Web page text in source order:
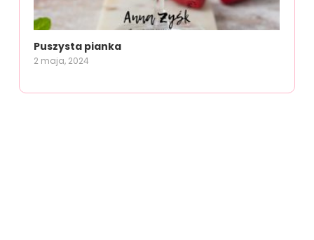
Puszysta pianka
2 maja, 2024